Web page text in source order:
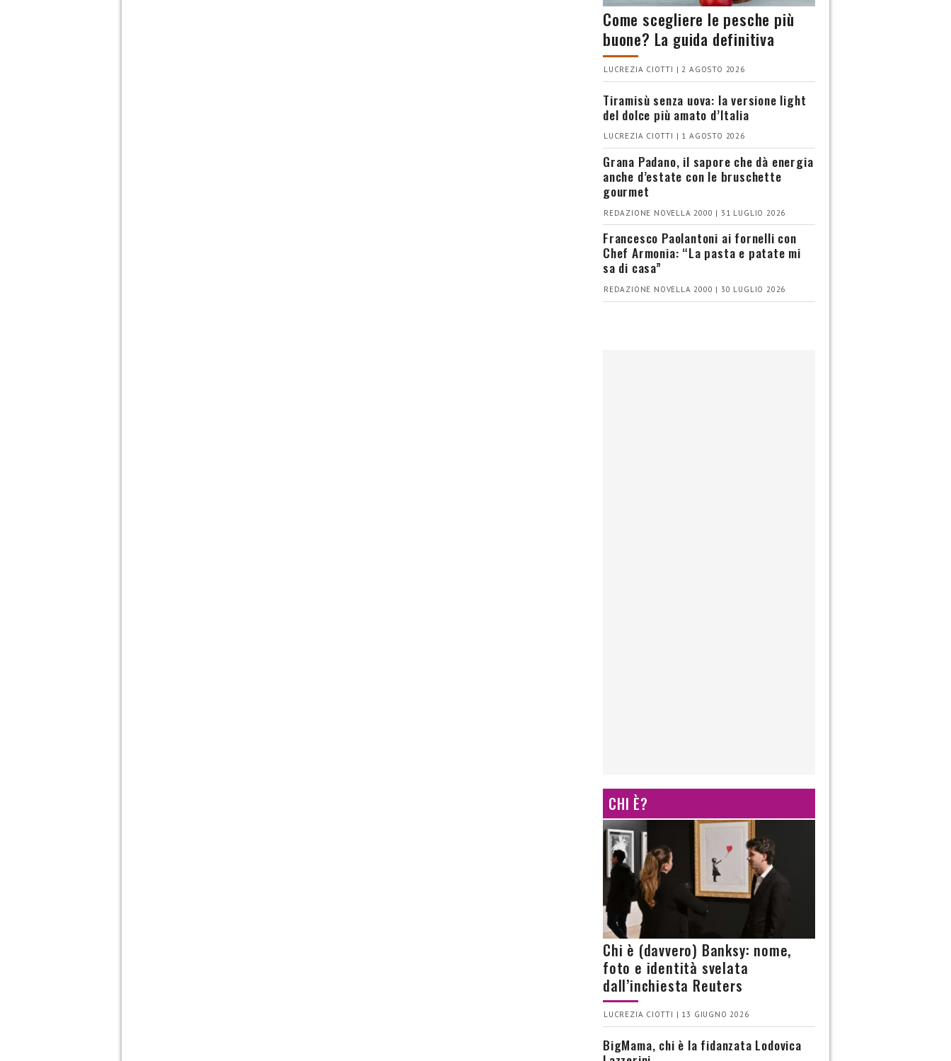
Come scegliere le pesche più
buone? La guida definitiva
LUCREZIA CIOTTI | 2 AGOSTO 2026
Tiramisù senza uova: la versione light
del dolce più amato d’Italia
LUCREZIA CIOTTI | 1 AGOSTO 2026
Grana Padano, il sapore che dà energia
anche d’estate con le bruschette
gourmet
REDAZIONE NOVELLA 2000 | 31 LUGLIO 2026
Francesco Paolantoni ai fornelli con
Chef Armonia: “La pasta e patate mi
sa di casa”
REDAZIONE NOVELLA 2000 | 30 LUGLIO 2026
CHI È?
Chi è (davvero) Banksy: nome,
foto e identità svelata
dall’inchiesta Reuters
LUCREZIA CIOTTI | 13 GIUGNO 2026
BigMama, chi è la fidanzata Lodovica